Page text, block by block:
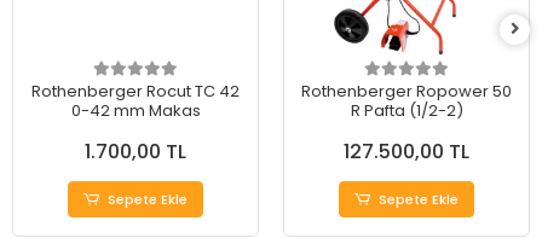
Rothenberger Rocut TC 42
0-42 mm Makas
1.700,00 TL
Sepete Ekle
Rothenberger Ropower 50
R Pafta (1/2-2)
127.500,00 TL
Sepete Ekle